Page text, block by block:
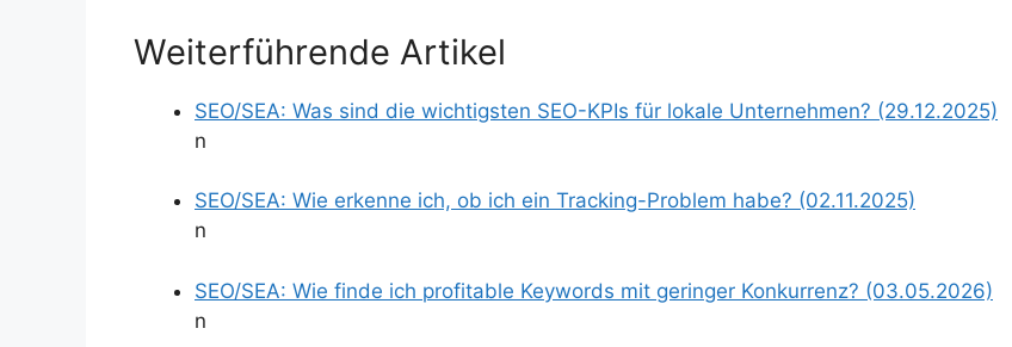
Weiterführende Artikel
SEO/SEA: Was sind die wichtigsten SEO-KPIs für lokale Unternehmen? (29.12.2025)
n
SEO/SEA: Wie erkenne ich, ob ich ein Tracking-Problem habe? (02.11.2025)
n
SEO/SEA: Wie finde ich profitable Keywords mit geringer Konkurrenz? (03.05.2026)
n